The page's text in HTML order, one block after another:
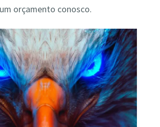
orçamento conosco.